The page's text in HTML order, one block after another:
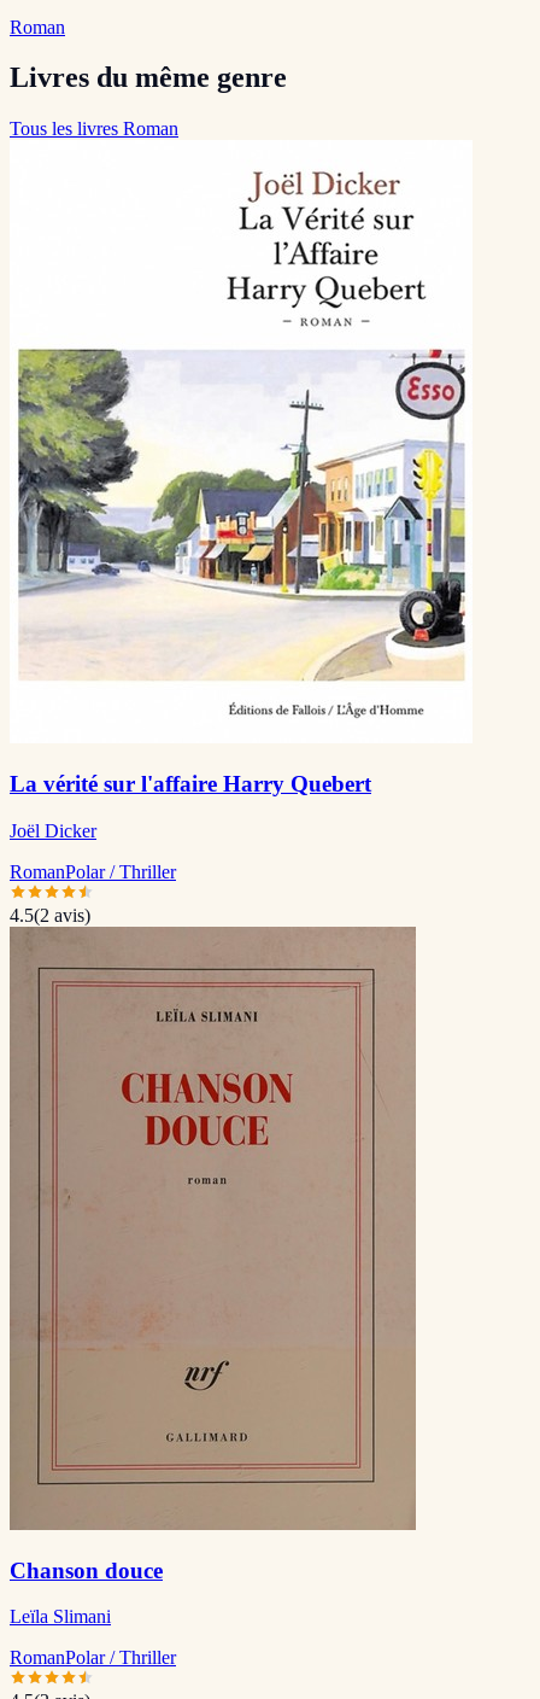
Roman
Livres du même genre
Tous les livres Roman
La vérité sur l'affaire Harry Quebert
Joël Dicker
RomanPolar / Thriller
4.5(2 avis)
Chanson douce
Leïla Slimani
RomanPolar / Thriller